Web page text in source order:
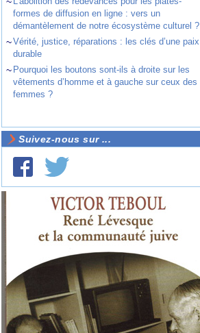
formes de diffusion en ligne : vers un
démantèlement de notre écosystème culturel ?
~Vérité, justice, réparations : les clés d’une paix
durable
~ Pourquoi les boutons sont-ils à droite sur les
vêtements d’homme et à gauche sur ceux des
femmes ?
Suivez-nous sur ...